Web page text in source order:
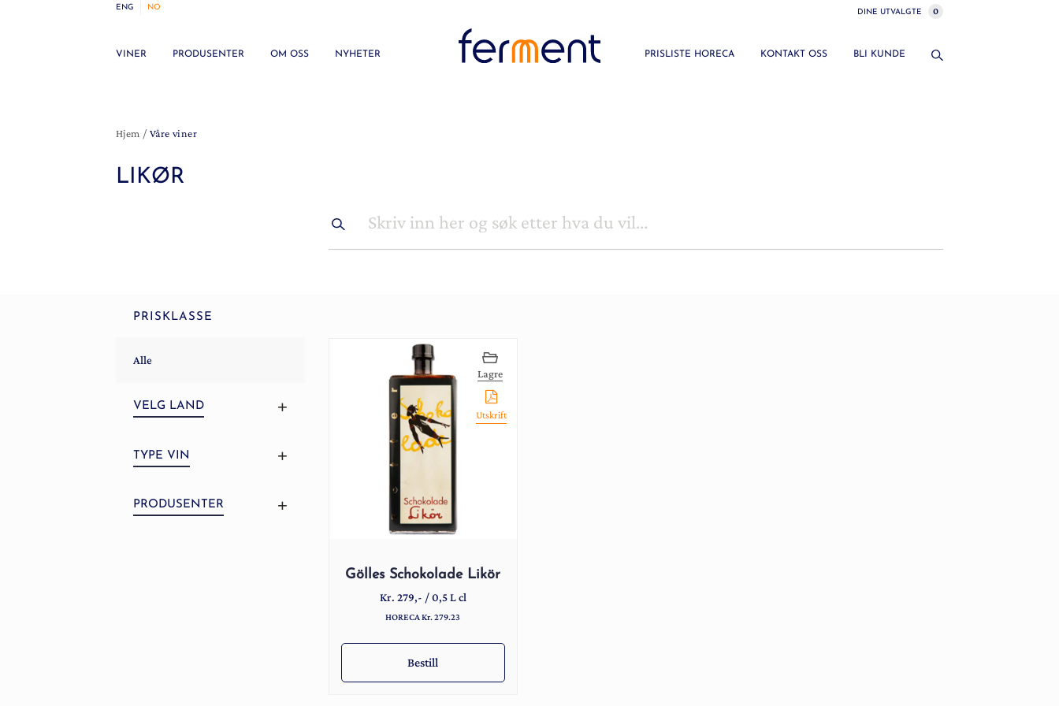
ENG NO
DINE UTVALGTE 0
VINER PRODUSENTER OM OSS NYHETER PRISLISTE HORECA KONTAKT OSS BLI KUNDE
Hjem / Våre viner
LIKØR
PRISKLASSE
Alle
VELG LAND
TYPE VIN
PRODUSENTER
Utskrift
Bestill
Gölles Schokolade Likör
Kr. 279,- /0,5 L cl
HORECA Kr. 279.23
Lagre